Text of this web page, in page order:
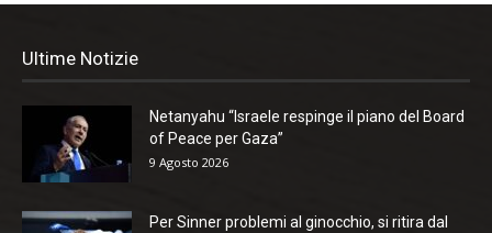
Ultime Notizie
Netanyahu “Israele respinge il piano del Board
of Peace per Gaza”
9 Agosto 2026
Per Sinner problemi al ginocchio, si ritira dal